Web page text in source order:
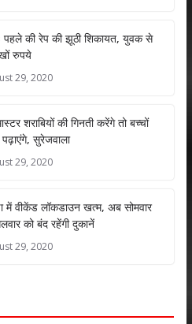
l e
पहले की रेप की झूठी शिकायत, युवक से
रुपये
29, 2020
शराबियों की गिनती करेंगे तो बच्चों
सुरेजवाला
29, 2020
में वीकेंड लॉकडाउन खत्म, अब सोमवार
को बंद रहेंगी दुकानें
29, 2020